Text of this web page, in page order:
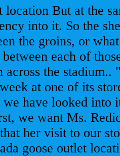
location But at the
into it. So the
the groins, or
each of
across the
at one of its
have looked into
we want Ms.
her visit to our
goose outlet